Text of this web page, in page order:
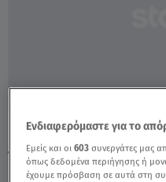
Παρθένος Σήμερα
της Άσης Μπήλιου -
Ενδιαφερόμαστε για το
Εμείς και οι603 συνεργάτες μας
όπως δεδομένα περιήγησης ή
έχουμε πρόσβαση σε αυτά στη